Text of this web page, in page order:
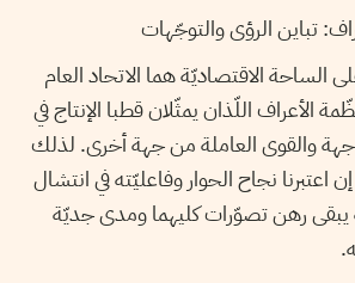
تباين الرؤى والتوجّهات
الساحة الاقتصاديّة هما الاتحاد العام
الأعراف اللّذان يمثّلان قطبا الإنتاج في
جهة والقوى العاملة من جهة أخرى. لذلك
اعتبرنا نجاح الحوار وفاعليّته في انتشال
يبقى رهن تصوّرات كليهما ومدى جديّة